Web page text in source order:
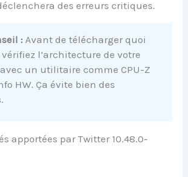
des erreurs critiques.
:Avant de télécharger quoi
l’architecture de votre
un utilitaire comme CPU-Z
HW. Ça évite bien des
apportées par Twitter 10.48.0-